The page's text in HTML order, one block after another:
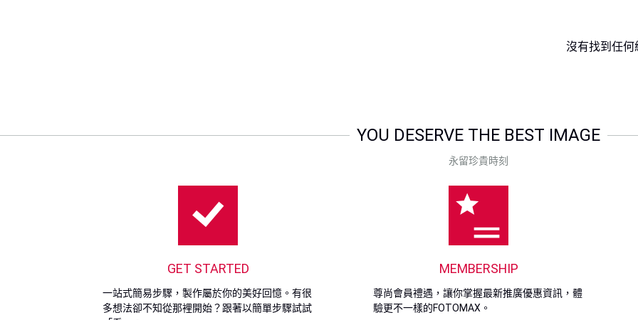
沒有找到任何
YOU DESERVE THE BEST IMAGE
永留珍貴時刻
GET STARTED
一站式簡易步驟，製作屬於你的美好回憶。有很
多想法卻不知從那裡開始？跟著以簡單步驟試試
MEMBERSHIP
尊尚會員禮遇，讓你掌握最新推廣優惠資訊，體
驗更不一樣的FOTOMAX。